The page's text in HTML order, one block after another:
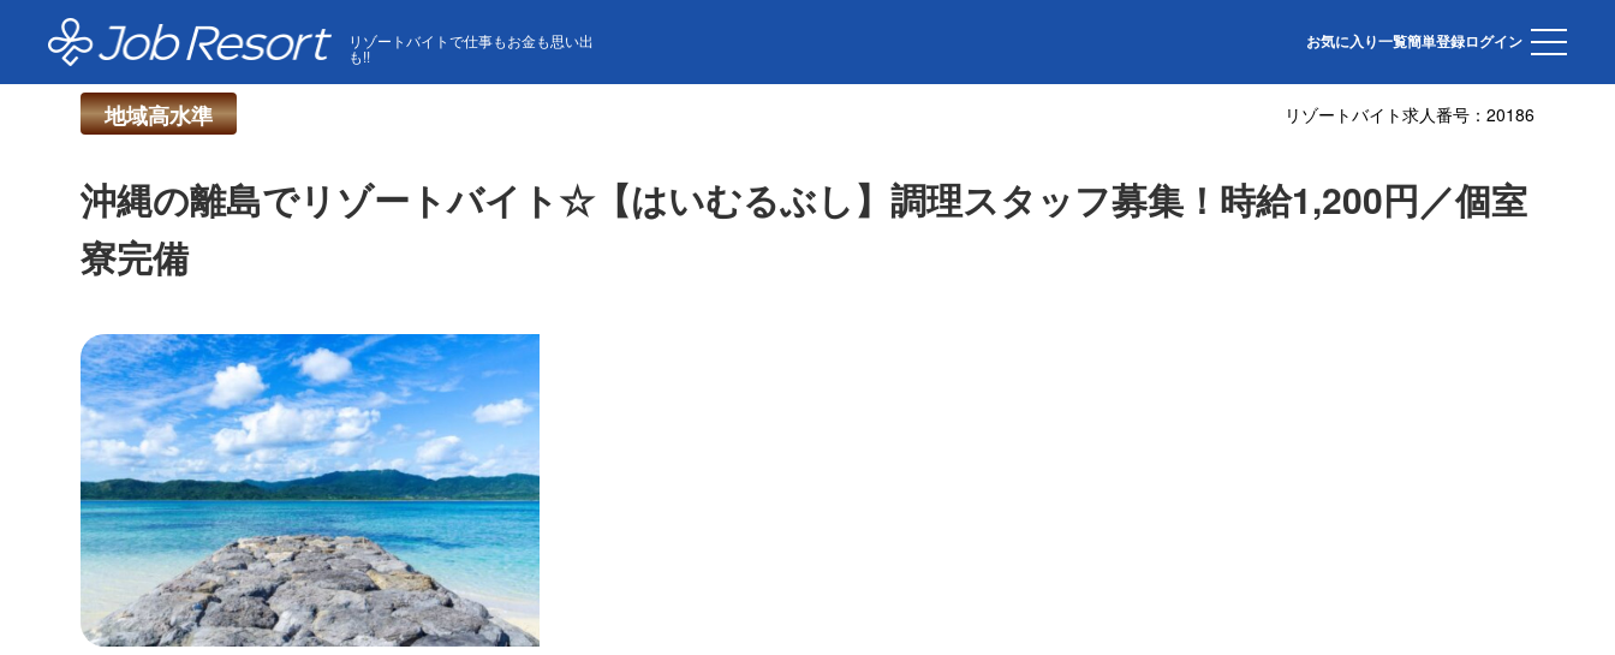
リゾートバイトで仕事もお金も思い出
も!!
お気に入り一覧簡単登録ログイン
HOME 求人一覧
地域高水準 リゾートバイト求人番号： 20186
沖縄の離島でリゾートバイト☆【はいむるぶし】調理スタッフ募集！時給1,200円／個室
寮完備